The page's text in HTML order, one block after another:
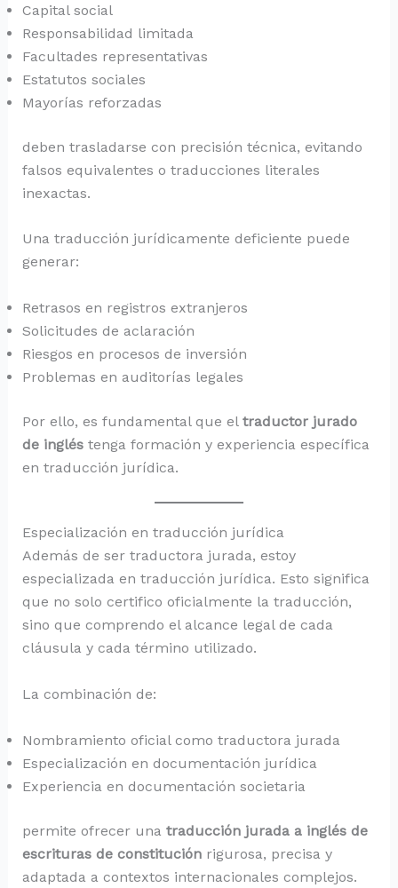
Capital social
Responsabilidad limitada
Facultades representativas
Estatutos sociales
Mayorías reforzadas
deben trasladarse con precisión técnica, evitando
falsos equivalentes o traducciones literales
inexactas.
Una traducción jurídicamente deficiente puede
generar:
Retrasos en registros extranjeros
Solicitudes de aclaración
Riesgos en procesos de inversión
Problemas en auditorías legales
Por ello, es fundamental que el traductor jurado
de ingléstenga formación y experiencia específica
en traducción jurídica.
Especialización en traducción jurídica
Además de ser traductora jurada, estoy
especializada en traducción jurídica. Esto significa
que no solo certifico oficialmente la traducción,
sino que comprendo el alcance legal de cada
cláusula y cada término utilizado.
La combinación de:
Nombramiento oficial como traductora jurada
Especialización en documentación jurídica
Experiencia en documentación societaria
permite ofrecer una traducción jurada a inglés de
escrituras de constituciónrigurosa, precisa y
adaptada a contextos internacionales complejos.